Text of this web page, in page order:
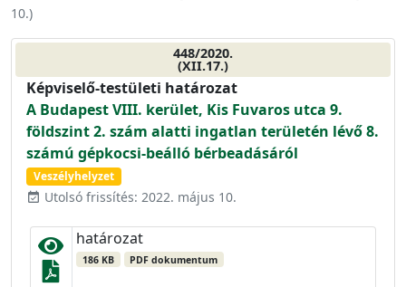
10.)
448/2020.
(XII.17.)
Képviselő-testületi határozat
A Budapest VIII. kerület, Kis Fuvaros utca 9.
földszint 2. szám alatti ingatlan területén lévő 8.
számú gépkocsi-beálló bérbeadásáról
Veszélyhelyzet
event_available Utolsó frissítés: 2022. május 10.
határozat
186 KB PDF dokumentum